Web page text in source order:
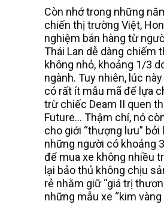
Còn nhớ trong những
chiến thị trường Việt,
nghiệm bán hàng từ
Thái Lan dễ dàng chiếm
không nhỏ, khoảng 1/3
ngành. Tuy nhiên, lúc
có rất ít mẫu mã để lựa
trừ chiếc Deam II quen
Future… Thậm chí, nó
cho giới “thượng lưu” bởi
những người có khoảng
để mua xe không nhiều
lại bảo thủ không chịu
rẻ nhằm giữ “giá trị
những mẫu xe “kim vàng